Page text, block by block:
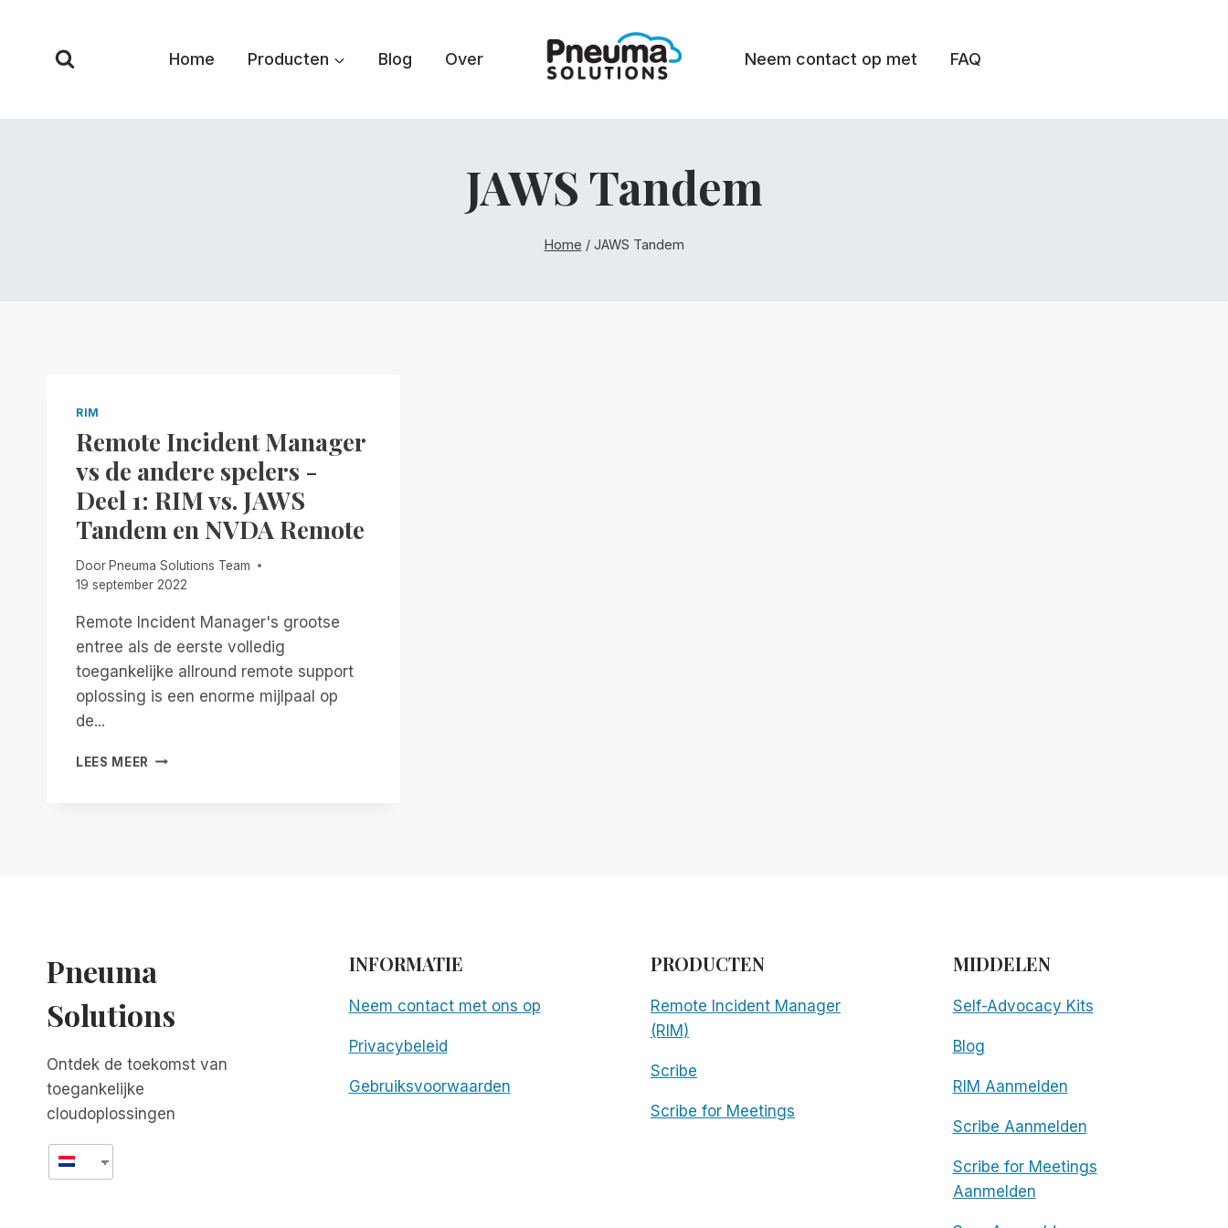
Home Producten Blog Over Neem contact op met FAQ
JAWS Tandem
Home / JAWS Tandem
RIM
Remote Incident Manager
vs de andere spelers -
Deel 1: RIM vs. JAWS
Tandem en NVDA Remote
DoorPneuma Solutions Team
19 september 2022
Remote Incident Manager's grootse
entree als de eerste volledig
toegankelijke allround remote support
oplossing is een enorme mijlpaal op
de...
LEES MEER REMOTE
VS.
JAWS
EN
REMOTE
Pneuma
Solutions
Ontdek de toekomst van
toegankelijke
cloudoplossingen
INFORMATIE
Neem contact met ons op
Privacybeleid
Gebruiksvoorwaarden
PRODUCTEN
Remote Incident Manager
(RIM)
Scribe
Scribe for Meetings
MIDDELEN
Self-Advocacy Kits
Blog
RIM Aanmelden
Scribe Aanmelden
Scribe for Meetings
Aanmelden